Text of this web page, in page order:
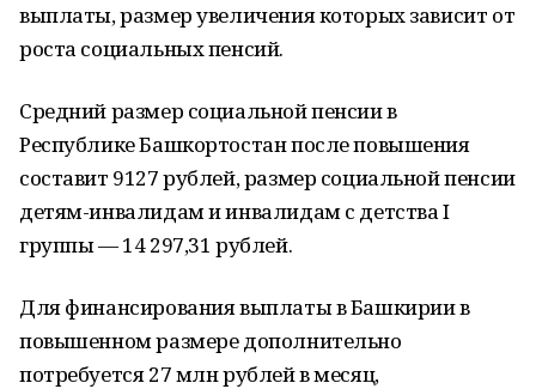
выплаты, размер увеличения которых зависит от
роста социальных пенсий.
Средний размер социальной пенсии в
Республике Башкортостан после повышения
составит 9127 рублей, размер социальной пенсии
детям-инвалидам и инвалидам с детства I
группы — 14 297,31 рублей.
Для финансирования выплаты в Башкирии в
повышенном размере дополнительно
потребуется 27 млн рублей в месяц,